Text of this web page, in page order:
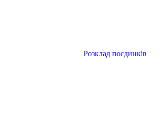
Розклад поєдинків